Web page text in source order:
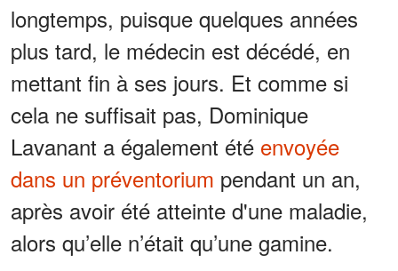
longtemps, puisque quelques années
plus tard, le médecin est décédé, en
mettant fin à ses jours. Et comme si
cela ne suffisait pas, Dominique
Lavanant a également été envoyée
dans un préventorium pendant un an,
après avoir été atteinte d'une maladie,
alors qu’elle n’était qu’une gamine.